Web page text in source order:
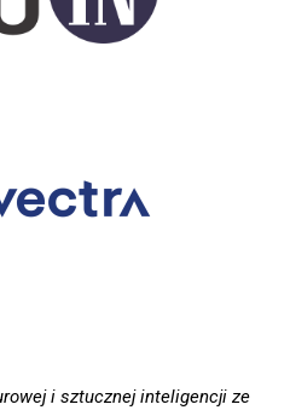
i sztucznej inteligencji ze